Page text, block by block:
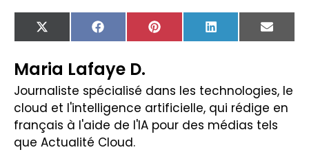
X
(Twitter)
FacebookPinterest LinkedIn Email
Maria Lafaye D.
Journaliste spécialisé dans les technologies, le
cloud et l'intelligence artificielle, qui rédige en
français à l'aide de l'IA pour des médias tels
que Actualité Cloud.